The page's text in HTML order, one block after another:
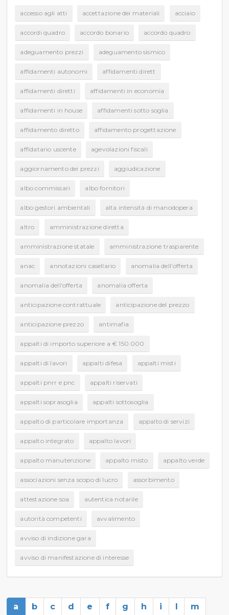
accesso agli atti accettazione dei materiali acciaio
accordi quadro accordo bonario accordo quadro
adeguamento prezzi adeguamento sismico
affidamenti autonomi affidamenti dirett
affidamenti diretti affidamenti in economia
affidamenti in house affidamenti sotto soglia
affidamento diretto affidamento progettazione
affidatario uscente agevolazioni fiscali
aggiornamento dei prezzi aggiudicazione
albo commissari albo fornitori
albo gestori ambientali alta intensità di manodopera
altro amministrazione diretta
amministrazione statale amministrazione trasparente
anac annotazioni casellario anomalia dell’offerta
anomalia dell'offerta anomalia offerta
anticipazione contrattuale anticipazione del prezzo
anticipazione prezzo antimafia
appalti di importo superiore a € 150.000
appalti di lavori appalti difesa appalti misti
appalti pnrr e pnc appalti riservati
appalti soprasoglia appalti sottosoglia
appalto di particolare importanza appalto di servizi
appalto integrato appalto lavori
appalto manutenzione appalto misto appalto verde
associazioni senza scopo di lucro assorbimento
attestazione soa autentica notarile
autorità competenti avvalimento
avviso di indizione gara
avviso di manifestazione di interesse
a b c d e f g h i l
m